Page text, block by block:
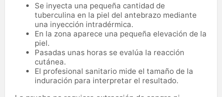
Se inyecta una pequeña cantidad de
tuberculina en la piel del antebrazo mediante
una inyección intradérmica.
En la zona aparece una pequeña elevación de la
piel.
Pasadas unas horas se evalúa la reacción
cutánea.
El profesional sanitario mide el tamaño de la
induración para interpretar el resultado.